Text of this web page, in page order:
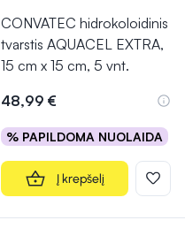
CONVATEC hidrokoloidinis
tvarstis AQUACEL EXTRA,
15 cm x 15 cm, 5 vnt.
48,99 €
% PAPILDOMA NUOLAIDA
Į krepšelį